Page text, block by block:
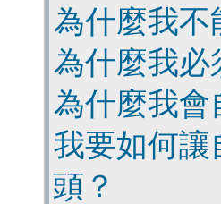
為什麼我不
為什麼我必
為什麼我會
我要如何讓
頭？